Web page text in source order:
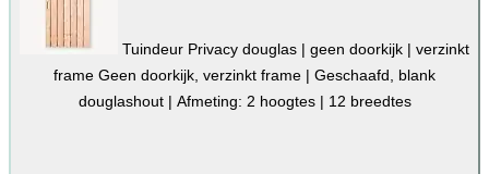
Tuindeur Privacy douglas | geen doorkijk | verzinkt
frame Geen doorkijk, verzinkt frame | Geschaafd, blank
douglashout | Afmeting: 2 hoogtes | 12 breedtes